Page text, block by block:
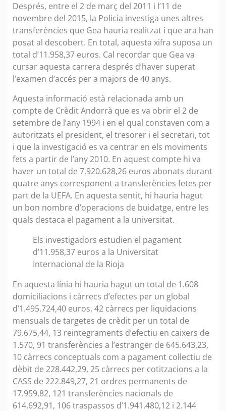
Després, entre el 2 de març del 2011 i l’11 de
novembre del 2015, la Policia investiga unes altres
transferències que Gea hauria realitzat i que ara han
posat al descobert. En total, aquesta xifra suposa un
total d’11.958,37 euros. Cal recordar que Gea va
cursar aquesta carrera després d’haver superat
l’examen d’accés per a majors de 40 anys.
Aquesta informació està relacionada amb un
compte de Crèdit Andorrà que es va obrir el 2 de
setembre de l’any 1994 i en el qual constaven com a
autoritzats el president, el tresorer i el secretari, tot
i que la investigació es va centrar en els moviments
fets a partir de l’any 2010. En aquest compte hi va
haver un total de 7.920.628,26 euros abonats durant
quatre anys corresponent a transferències fetes per
part de la UEFA. En aquesta sentit, hi hauria hagut
un bon nombre d’operacions de buidatge, entre les
quals destaca el pagament a la universitat.
Els investigadors estudien el pagament
d’11.958,37 euros a la Universitat
Internacional de la Rioja
En aquesta línia hi hauria hagut un total de 1.608
domiciliacions i càrrecs d’efectes per un global
d’1.495.724,40 euros, 42 càrrecs per liquidacions
mensuals de targetes de crèdit per un total de
79.675,44, 13 reintegraments d’efectiu en caixers de
1.570, 91 transferències a l’estranger de 645.643,23,
10 càrrecs conceptuals com a pagament col·lectiu de
dèbit de 228.442,29, 25 càrrecs per cotitzacions a la
CASS de 222.849,27, 21 ordres permanents de
17.959,82, 121 transferències nacionals de
614.692,91, 106 traspassos d’1.941.480,12 i 2.144